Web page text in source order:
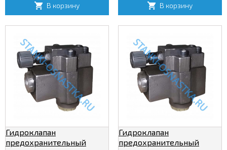
В корзину В корзину
Гидроклапан
предохранительный
Гидроклапан
предохранительный